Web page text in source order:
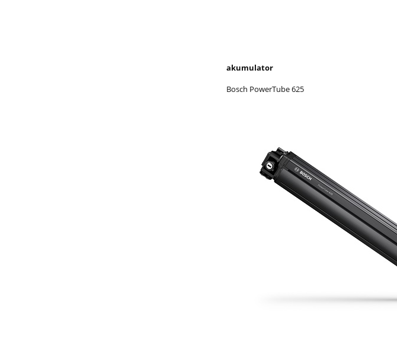
akumulator
Bosch PowerTube 625